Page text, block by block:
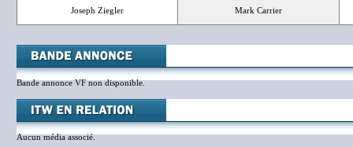
Joseph Ziegler Mark Carrier
Bande annonce VF non disponible.
Aucun média associé.